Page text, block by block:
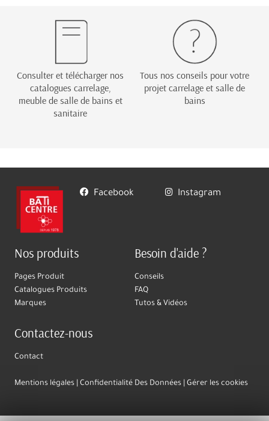
Consulter et télécharger nos
catalogues carrelage,
meuble de salle de bains et
sanitaire
Tous nos conseils pour votre
projet carrelage et salle de
bains
Facebook Instagram
Nos produits
Pages Produit
Catalogues Produits
Marques
Besoin d'aide ?
Conseils
FAQ
Tutos & Vidéos
Contactez-nous
Contact
Mentions légales Confidentialité Des Données Gérer les cookies